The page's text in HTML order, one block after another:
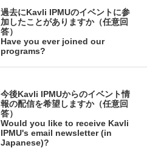
過去にKavli IPMUのイベントに参
加したことがありますか（任意回
答）
Have you ever joined our
programs?
今後Kavli IPMUからのイベント情
報の配信を希望しますか（任意回
答）
Would you like to receive Kavli
IPMU's email newsletter (in
Japanese)?